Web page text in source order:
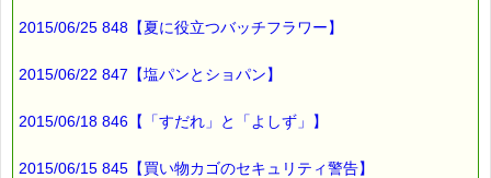
応募など）していただいたお客様だけにお届けする限定配信メー
割引クーポン券のプレゼントや、耳より情報をいち早くお届け致
します！
→https://pass-thyme.com/special/maga_back2015.asp
2015/06/25 848【夏に役立つバッチフラワー】
2015/06/22 847【塩パンとショパン】
2015/06/18 846【「すだれ」と「よしず」】
2015/06/15 845【買い物カゴのセキュリティ警告】